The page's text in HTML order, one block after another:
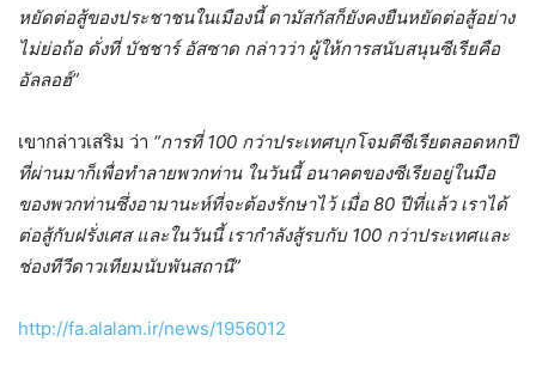
หยัดต่อสู้ของประชาชนในเมืองนี้ ดามัสกัสก็ยังคงยืนหยัดต่อสู้อย่าง
ไม่ย่อถ้อ ดั่งที่ บัชชาร์ อัสซาด กล่าวว่า ผู้ให้การสนับสนุนซีเรียคือ
อัลลอฮ์”
เขากล่าวเสริม ว่า “การที่ 100 กว่าประเทศบุกโจมตีซีเรียตลอดหกปี
ที่ผ่านมาก็เพื่อทำลายพวกท่าน ในวันนี้ อนาคตของซีเรียอยู่ในมือ
ของพวกท่านซึ่งอามานะห์ที่จะต้องรักษาไว้ เมื่อ 80 ปีที่แล้ว เราได้
ต่อสู้กับฝรั่งเศส และในวันนี้ เรากำลังสู้รบกับ 100 กว่าประเทศและ
ช่องทีวีดาวเทียมนับพันสถานี”
http://fa.alalam.ir/news/1956012